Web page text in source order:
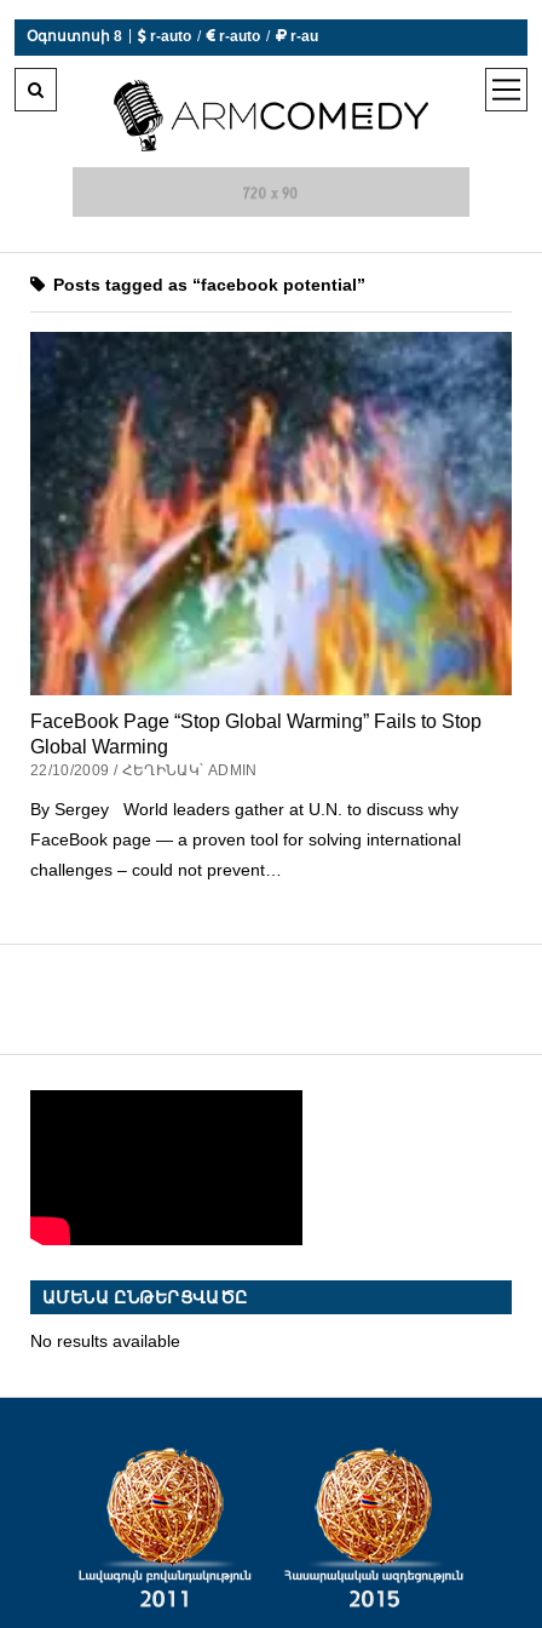
Օգոստոսի 8  r-auto /  r-auto /  r-au
open
Posts tagged as “facebook potential”
FaceBook Page “Stop Global Warming” Fails to Stop
Global Warming
22/10/2009 / ՀԵՂԻՆԱԿ՝ ADMIN
By Sergey World leaders gather at U.N. to discuss why
FaceBook page — a proven tool for solving international
challenges – could not prevent…
ԱՄԵՆԱ ԸՆԹԵՐՑՎԱԾԸ
No results available